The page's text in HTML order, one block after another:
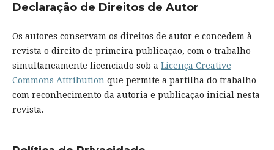
Declaração de Direitos de Autor
Os autores conservam os direitos de autor e concedem à
revista o direito de primeira publicação, com o trabalho
simultaneamente licenciado sob a Licença Creative
Commons Attributionque permite a partilha do trabalho
com reconhecimento da autoria e publicação inicial nesta
revista.